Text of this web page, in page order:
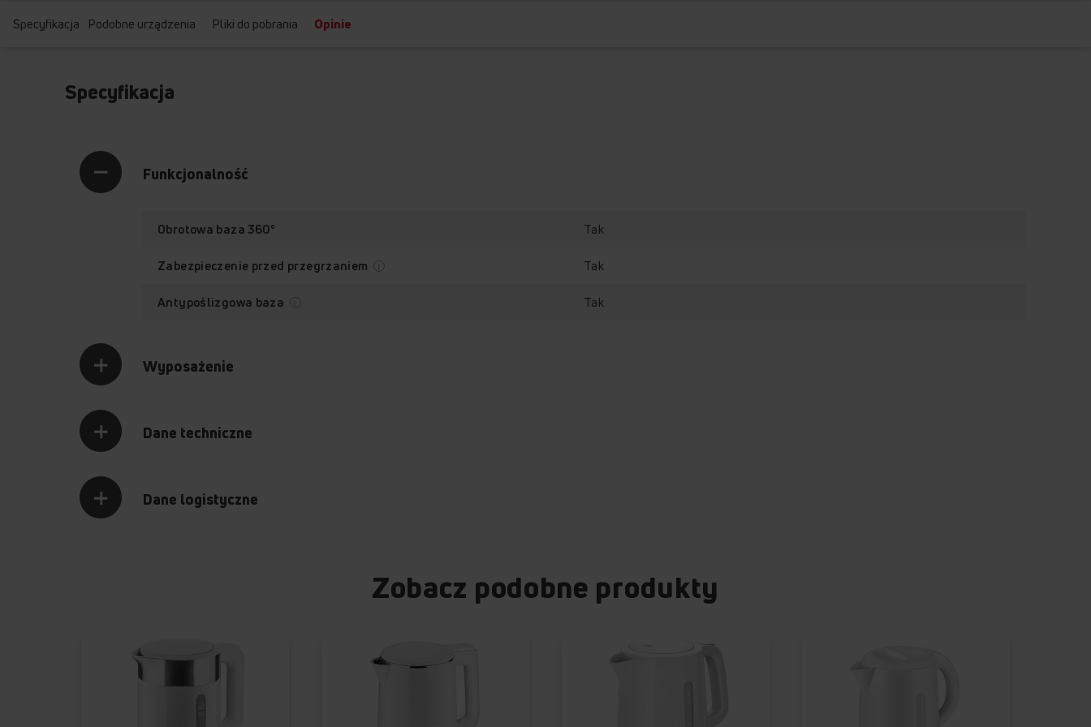
Specyfikacja Podobne urządzenia Pliki do pobrania Opinie
Specyfikacja
Funkcjonalność
Obrotowa baza 360° Tak
Zabezpieczenie przed przegrzaniem Tak
Antypoślizgowa baza Tak
Wyposażenie
Dane techniczne
Dane logistyczne
Zobacz podobne produkty